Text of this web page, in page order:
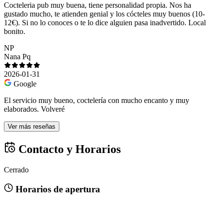
Cocteleria pub muy buena, tiene personalidad propia. Nos ha
gustado mucho, te atienden genial y los cócteles muy buenos (10-
12€). Si no lo conoces o te lo dice alguien pasa inadvertido. Local
bonito.
NP
Nana Pq
2026-01-31
Google
El servicio muy bueno, coctelería con mucho encanto y muy
elaborados. Volveré
Ver más reseñas
Contacto y Horarios
Cerrado
Horarios de apertura